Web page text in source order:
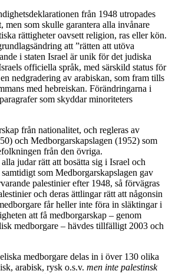
från 1948 utropades
men som skulle garantera alla invånare
rättigheter oavsett religion, ras eller kön.
att ”rätten att utöva
i staten Israel är unik för det judiska
officiella språk, med särskild status för
nedgradering av arabiskan, som fram tills
med hebreiskan. Förändringarna i
som skyddar minoriteters
från nationalitet, och regleras av
och Medborgarskapslagen (1952) som
från den övriga.
judar rätt att bosätta sig i Israel och
som Medborgarskapslagen gav
palestinier efter 1948, så förvägras
och deras ättlingar rätt att någonsin
får heller inte föra in släktingar i
att få medborgarskap – genom
medborgare – hävdes tillfälligt 2003 och
medborgare delas in i över 130 olika
arabisk, rysk o.s.v. men inte palestinsk